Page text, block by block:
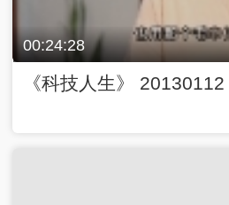
00:24:28
《科技人生》